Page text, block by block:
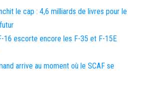
le cap : 4,6 milliards de livres pour le
16 escorte encore les F-35 et F-15E
arrive au moment où le SCAF se